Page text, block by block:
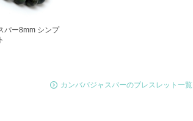
パー8mm シンプ
カンババジャスパーのブレスレット一覧